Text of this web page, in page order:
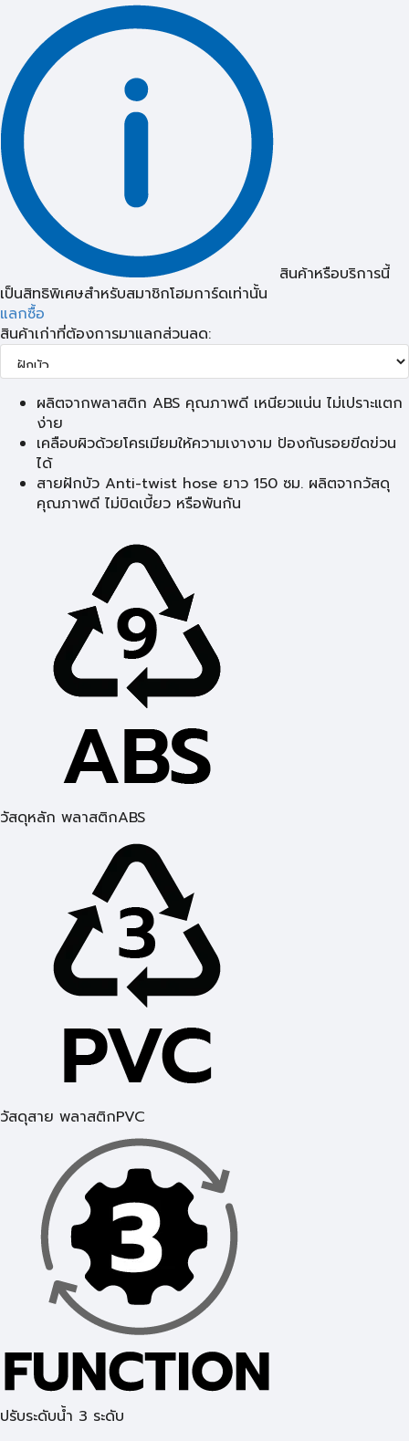
สินค้าหรือบริการนี้
เป็นสิทธิพิเศษสำหรับสมาชิกโฮมการ์ดเท่านั้น
แลกซื้อ
สินค้าเก่าที่ต้องการมาแลกส่วนลด:
ผลิตจากพลาสติก ABS คุณภาพดี เหนียวแน่น ไม่เปราะแตก
ง่าย
เคลือบผิวด้วยโครเมียมให้ความเงางาม ป้องกันรอยขีดข่วน
ได้
สายฝักบัว Anti-twist hose ยาว 150 ซม. ผลิตจากวัสดุ
คุณภาพดี ไม่บิดเบี้ยว หรือพันกัน
วัสดุหลัก พลาสติกABS
วัสดุสาย พลาสติกPVC
ปรับระดับน้ำ 3 ระดับ